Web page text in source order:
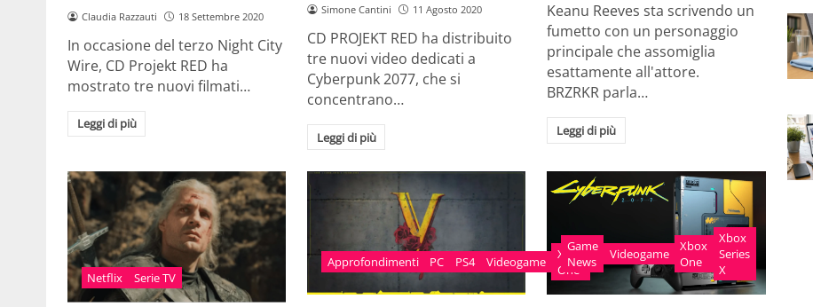
Claudia Razzauti 18 Settembre 2020
In occasione del terzo Night City
Wire, CD Projekt RED ha
mostrato tre nuovi filmati…
Leggi di più
Simone Cantini 11 Agosto 2020
CD PROJEKT RED ha distribuito
tre nuovi video dedicati a
Cyberpunk 2077, che si
concentrano…
Leggi di più
Keanu Reeves sta scrivendo un
fumetto con un personaggio
principale che assomiglia
esattamente all'attore.
BRZRKR parla…
Leggi di più
Netflix Serie TV
Approfondimenti PC PS4 Videogame
Xbox
One
Game
News
Videogame
Xbox
One
Xbox
Series
X